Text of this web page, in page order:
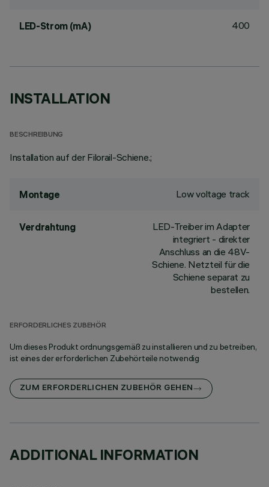
LED-Strom (mA) 400
INSTALLATION
BESCHREIBUNG
Installation auf der Filorail-Schiene.;
Montage Low voltage track
Verdrahtung
LED-Treiber im Adapter
integriert - direkter
Anschluss an die 48V-
Schiene. Netzteil für die
Schiene separat zu
bestellen.
ERFORDERLICHES ZUBEHÖR
Um dieses Produkt ordnungsgemäß zu installieren und zu betreiben,
ist eines der erforderlichen Zubehörteile notwendig
ZUM ERFORDERLICHEN ZUBEHÖR GEHEN
ADDITIONAL INFORMATION